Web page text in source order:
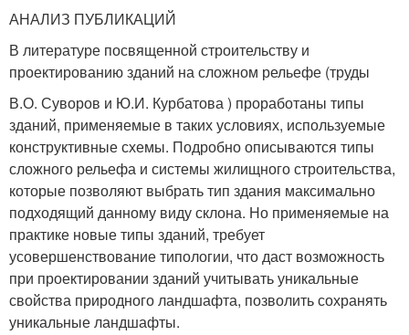
АНАЛИЗ ПУБЛИКАЦИЙ
В литературе посвященной строительству и
проектированию зданий на сложном рельефе (труды
В.О. Суворов и Ю.И. Курбатова ) проработаны типы
зданий, применяемые в таких условиях, используемые
конструктивные схемы. Подробно описываются типы
сложного рельефа и системы жилищного строительства,
которые позволяют выбрать тип здания максимально
подходящий данному виду склона. Но применяемые на
практике новые типы зданий, требует
усовершенствование типологии, что даст возможность
при проектировании зданий учитывать уникальные
свойства природного ландшафта, позволить сохранять
уникальные ландшафты.